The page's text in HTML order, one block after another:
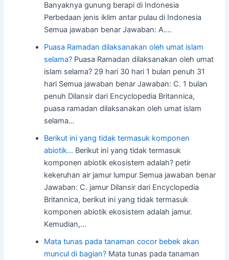
Banyaknya gunung berapi di Indonesia
Perbedaan jenis iklim antar pulau di Indonesia
Semua jawaban benar Jawaban: A.…
Puasa Ramadan dilaksanakan oleh umat islam
selama? Puasa Ramadan dilaksanakan oleh umat
islam selama? 29 hari 30 hari 1 bulan penuh 31
hari Semua jawaban benar Jawaban: C. 1 bulan
penuh Dilansir dari Encyclopedia Britannica,
puasa ramadan dilaksanakan oleh umat islam
selama…
Berikut ini yang tidak termasuk komponen
abiotik… Berikut ini yang tidak termasuk
komponen abiotik ekosistem adalah? petir
kekeruhan air jamur lumpur Semua jawaban benar
Jawaban: C. jamur Dilansir dari Encyclopedia
Britannica, berikut ini yang tidak termasuk
komponen abiotik ekosistem adalah jamur.
Kemudian,…
Mata tunas pada tanaman cocor bebek akan
muncul di bagian? Mata tunas pada tanaman